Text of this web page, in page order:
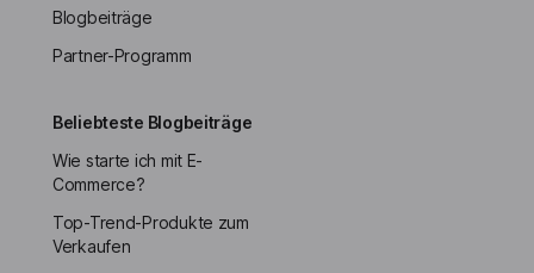
Blogbeiträge
Partner-Programm
Beliebteste Blogbeiträge
Wie starte ich mit E-
Commerce?
Top-Trend-Produkte zum
Verkaufen